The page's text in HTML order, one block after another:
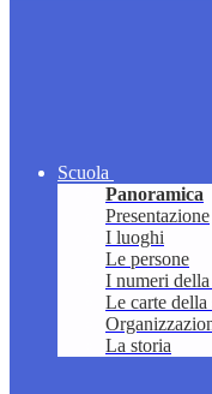
Scuola
Panoramica
Presentazione
I luoghi
Le persone
I numeri della
Le carte della
La storia